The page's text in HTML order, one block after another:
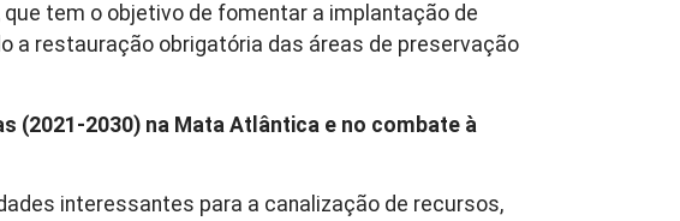
tem o objetivo de fomentar a implantação de
restauração obrigatória das áreas de preservação
(2021-2030) na Mata Atlântica e no combate à
interessantes para a canalização de recursos,